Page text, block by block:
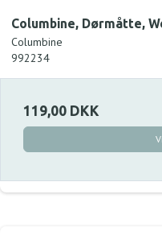
Columbine, Dørmåtte,
Columbine
992234
119,00 DKK